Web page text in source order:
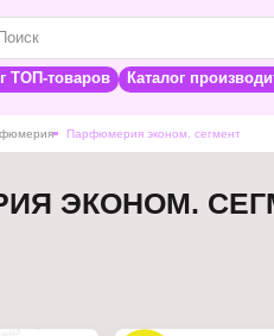
ТОП-товаров Каталог
Парфюмерия эконом. сегмент
ЭКОНОМ.